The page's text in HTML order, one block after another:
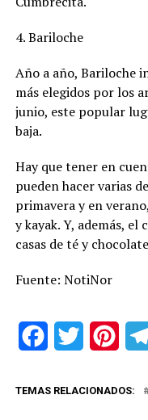
4. Bariloche
Año a año, Bariloche
más elegidos por los
junio, este popular
baja.
Hay que tener en
pueden hacer varias
primavera y en
y kayak. Y, además,
casas de té y
Fuente: NotiNor
FacebookTwitter
TEMAS RELACIONADOS: